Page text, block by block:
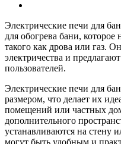
Электрические печи для
для обогрева бани, которое
такого как дрова или газ.
электричества и
пользователей.
Электрические печи для
размером, что делает их
помещений или частных
дополнительного
устанавливаются на стену
могут быть удобным и